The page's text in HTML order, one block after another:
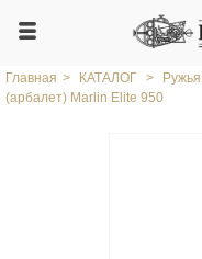
Главная > КАТАЛОГ >
(арбалет) Marlin Elite 950